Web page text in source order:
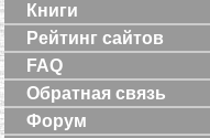
Книги
Рейтинг сайтов
FAQ
Обратная связь
Форум